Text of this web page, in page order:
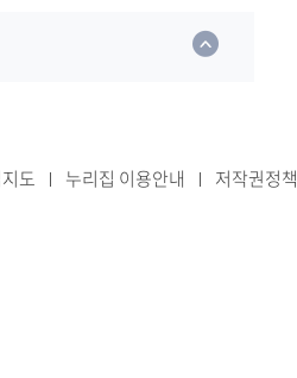
도 누리집 이용안내 저작권정책